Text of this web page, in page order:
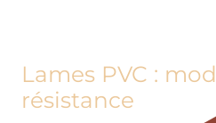
Lames PVC :
résistance